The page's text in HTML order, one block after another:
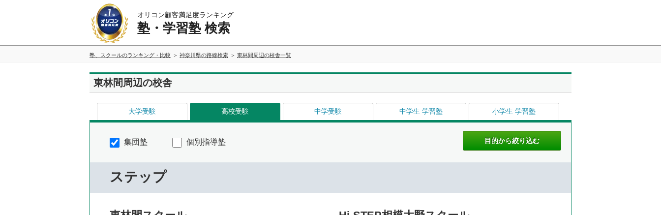
オリコン顧客満足度ランキング
塾・学習塾 検索
塾、スクールのランキング・比較 神奈川県の路線検索 東林間周辺の校舎一覧
東林間周辺の校舎
大学受験 高校受験 中学受験 中学生 学習塾 小学生 学習塾
集団塾 個別指導塾
ステップ